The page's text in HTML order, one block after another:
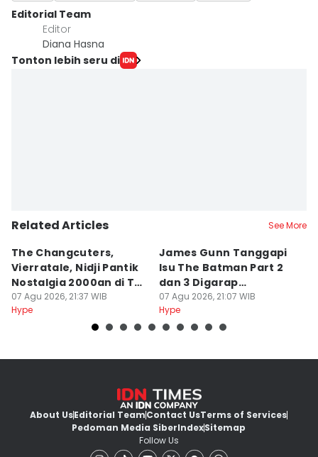
Editorial Team
Editor
Diana Hasna
Tonton lebih seru di
Related Articles See More
The Changcuters,
Vierratale, Nidji Pantik
Nostalgia 2000an di TSP
2026
07 Agu 2026, 21:37 WIB
Hype
James Gunn Tanggapi
Isu The Batman Part 2
dan 3 Digarap
Bersamaan
07 Agu 2026, 21:07 WIB
Hype
About UsEditorial TeamContact UsTerms of Services
Pedoman Media SiberIndexSitemap
Follow Us